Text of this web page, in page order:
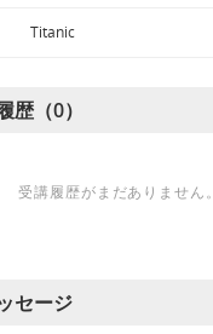
Titanic
歴（0）
受講履歴がまだありません。
セージ